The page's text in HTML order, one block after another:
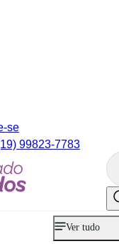
se
99823-7783
Ver tudo